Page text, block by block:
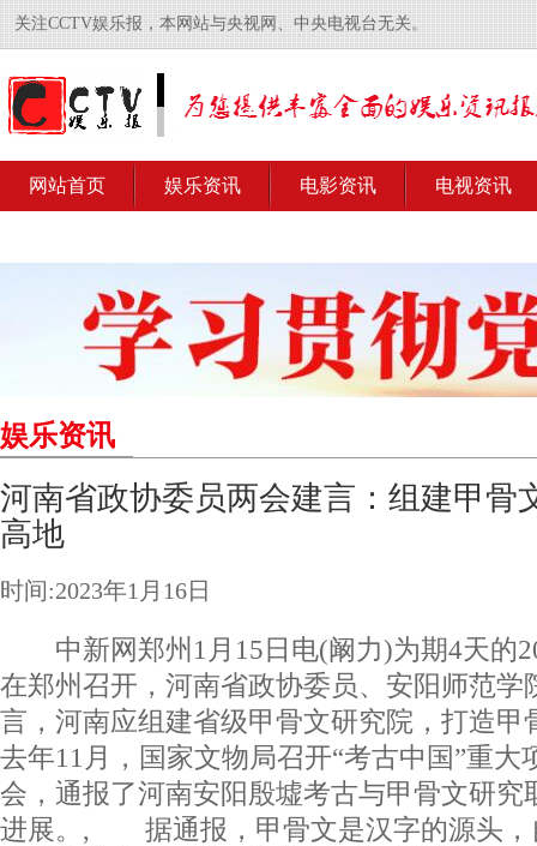
关注CCTV娱乐报，本网站与央视网、中央电视台无关。
网站首页 娱乐资讯 电影资讯 电视资讯
娱乐资讯
河南省政协委员两会建言：组建甲骨
高地
时间:2023年1月16日
中新网郑州1月15日电(阚力)为期4天的
在郑州召开，河南省政协委员、安阳师范学
言，河南应组建省级甲骨文研究院，打
去年11月，国家文物局召开“考古中国”重大
会，通报了河南安阳殷墟考古与甲骨文研究
进展。, 据通报，甲骨文是汉字的源头，